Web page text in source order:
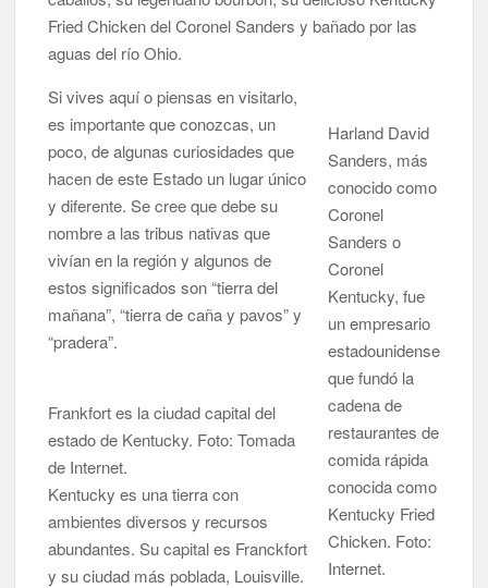
Rostros locales: Una mirada que construye historia, el arte de
Alexander V. Molina
Rostros locales: De soñar en Cuba a servir en el Army, la
determinación de Amely
Sonrisas y Luz, cuando el amor de una madre se convierte en
esperanza para muchos
Rostros locales: Fátima Thompson, al servicio de una
comunidad más informada y segura
Rostros locales: Trabajo, constancia y oficio, la evolución de
Yuniel González
Fried Chicken del Coronel Sanders y bañado por las
aguas del río Ohio.
Harland David
Sanders, más
conocido como
Coronel
Sanders o
Coronel
Kentucky, fue
un empresario
estadounidense
que fundó la
cadena de
restaurantes de
comida rápida
conocida como
Kentucky Fried
Chicken.​ Foto:
Internet.
Si vives aquí o piensas en visitarlo,
es importante que conozcas, un
poco, de algunas curiosidades que
hacen de este Estado un lugar único
y diferente. Se cree que debe su
nombre a las tribus nativas que
vivían en la región y algunos de
estos significados son “tierra del
mañana”, “tierra de caña y pavos” y
“pradera”.
Frankfort es la ciudad capital del
estado de Kentucky. Foto: Tomada
de Internet.
Kentucky es una tierra con
ambientes diversos y recursos
abundantes. Su capital es Franckfort
y su ciudad más poblada, Louisville.